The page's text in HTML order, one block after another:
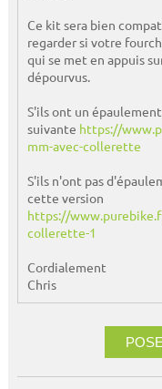
Ce kit sera bien
regarder si votre
qui se met en appuis
dépourvus.
S'ils ont un
suivante https://
mm-avec-collerette
S'ils n'ont pas
cette version
https://
collerette-1
Cordialement
Chris